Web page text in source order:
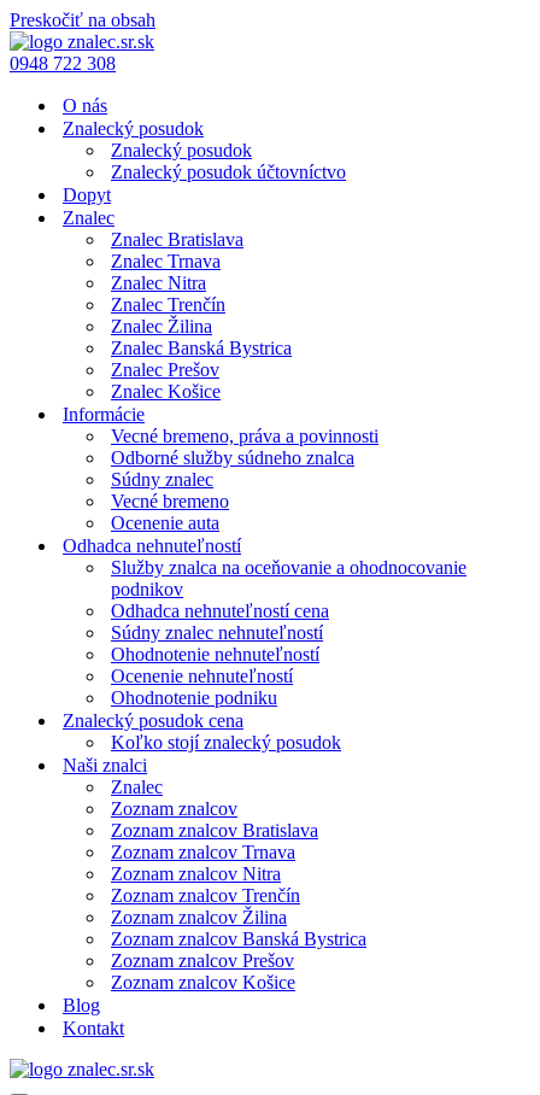
Preskočiť na obsah
0948 722 308
O nás
Znalecký posudok
Znalecký posudok
Znalecký posudok účtovníctvo
Dopyt
Znalec
Znalec Bratislava
Znalec Trnava
Znalec Nitra
Znalec Trenčín
Znalec Žilina
Znalec Banská Bystrica
Znalec Prešov
Znalec Košice
Informácie
Vecné bremeno, práva a povinnosti
Odborné služby súdneho znalca
Súdny znalec
Vecné bremeno
Ocenenie auta
Odhadca nehnuteľností
Služby znalca na oceňovanie a ohodnocovanie
podnikov
Odhadca nehnuteľností cena
Súdny znalec nehnuteľností
Ohodnotenie nehnuteľností
Ocenenie nehnuteľností
Ohodnotenie podniku
Znalecký posudok cena
Koľko stojí znalecký posudok
Naši znalci
Znalec
Zoznam znalcov
Zoznam znalcov Bratislava
Zoznam znalcov Trnava
Zoznam znalcov Nitra
Zoznam znalcov Trenčín
Zoznam znalcov Žilina
Zoznam znalcov Banská Bystrica
Zoznam znalcov Prešov
Zoznam znalcov Košice
Blog
Kontakt